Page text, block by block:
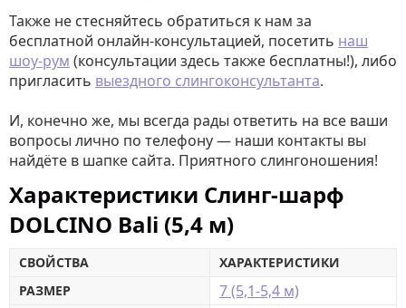
Также не стесняйтесь обратиться к нам за
бесплатной онлайн-консультацией, посетить наш
шоу-рум (консультации здесь также бесплатны!), либо
пригласить выездного слингоконсультанта.
И, конечно же, мы всегда рады ответить на все ваши
вопросы лично по телефону — наши контакты вы
найдёте в шапке сайта. Приятного слингоношения!
Характеристики Слинг-шарф
DOLCINO Bali (5,4 м)
СВОЙСТВА
ХАРАКТЕРИСТИКИ
РАЗМЕР
7 (5,1-5,4 м)